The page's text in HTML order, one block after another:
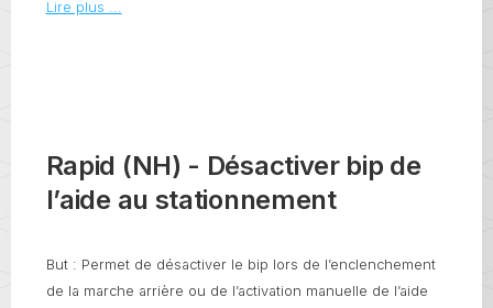
Lire plus ...
Rapid (NH) - Désactiver bip de
l’aide au stationnement
But : Permet de désactiver le bip lors de l’enclenchement
de la marche arrière ou de l’activation manuelle de l’aide